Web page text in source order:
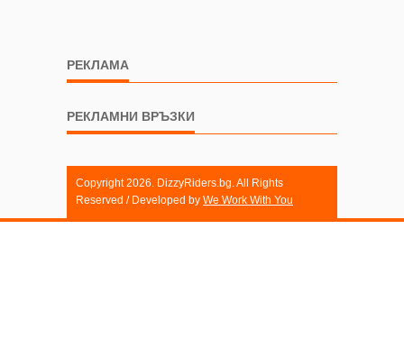
РЕКЛАМА
РЕКЛАМНИ ВРЪЗКИ
Copyright 2026. DizzyRiders.bg. All Rights
Reserved / Developed by We Work With You